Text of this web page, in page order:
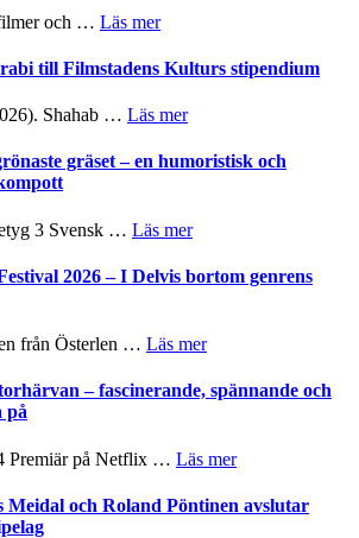
The
X-
I
to
–
Fox
Mulder
Dana
Scully
och … Läs merom
Out
19
titlar
filmprogram
till Filmstadens Kulturs stipendium
Shahab … Läs merom
Shahab
Kulturs
gräset – en humoristisk och
3 Svensk … Läs merom
Det
grönaste
en
och
kompott
2026 – I Delvis bortom genrens
från Österlen … Läs merom
Sweden
Jazz
–
Delvis
– fascinerande, spännande och
på
Premiär på Netflix … Läs merom
Trustorhärvan
Meidal och Roland Pöntinen avslutar